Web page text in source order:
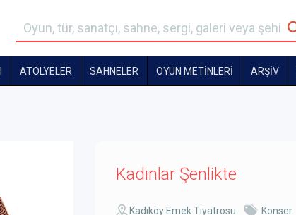
ATÖLYELER SAHNELER OYUN METİNLERİ ARŞİV
Kadınlar Şenlikte
Kadıköy Emek Tiyatrosu Konser